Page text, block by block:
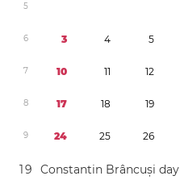
5
6 3 4 5
7 10 11 12
8 17 18 19
9 24 25 26
19 Constantin Brâncuși day